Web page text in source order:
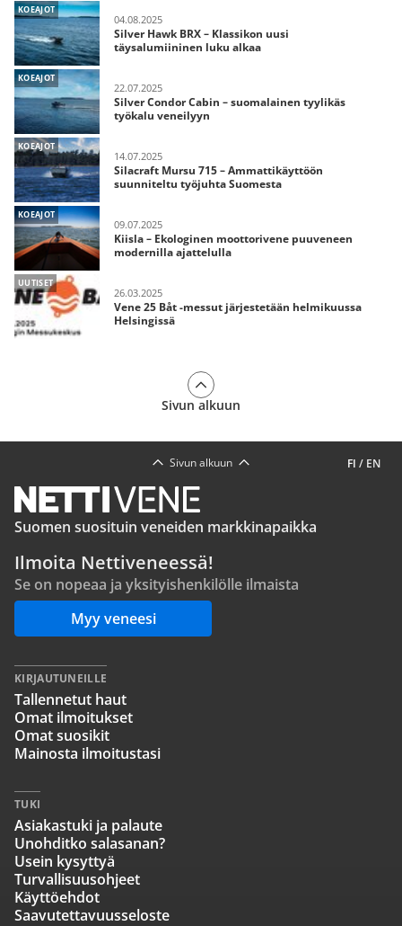
KOEAJOT
04.08.2025
Silver Hawk BRX – Klassikon uusi
täysalumiininen luku alkaa
KOEAJOT
22.07.2025
Silver Condor Cabin – suomalainen tyylikäs
työkalu veneilyyn
KOEAJOT
14.07.2025
Silacraft Mursu 715 – Ammattikäyttöön
suunniteltu työjuhta Suomesta
KOEAJOT
09.07.2025
Kiisla – Ekologinen moottorivene puuveneen
modernilla ajattelulla
UUTISET
26.03.2025
Vene 25 Båt -messut järjestetään helmikuussa
Helsingissä
Sivun alkuun
FI / EN
Sivun alkuun
Suomen suosituin veneiden markkinapaikka
Ilmoita Nettiveneessä!
Se on nopeaa ja yksityishenkilölle ilmaista
Myy veneesi
KIRJAUTUNEILLE
Tallennetut haut
Omat ilmoitukset
Omat suosikit
Mainosta ilmoitustasi
TUKI
Asiakastuki ja palaute
Unohditko salasanan?
Usein kysyttyä
Turvallisuusohjeet
Käyttöehdot
Saavutettavuusseloste